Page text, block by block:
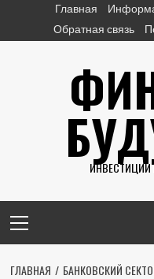
Главная
Обратная связь
меню
ГЛАВНАЯ БАНКОВСКИЙ